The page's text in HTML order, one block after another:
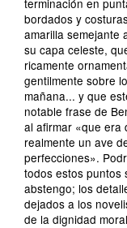
terminación en
bordados y
amarilla semejante
su capa celeste,
ricamente
gentilmente sobre
mañana... y que
notable frase de
al afirmar «que era
realmente un ave
perfecciones».
todos estos puntos
abstengo; los
dejados a los
de la dignidad